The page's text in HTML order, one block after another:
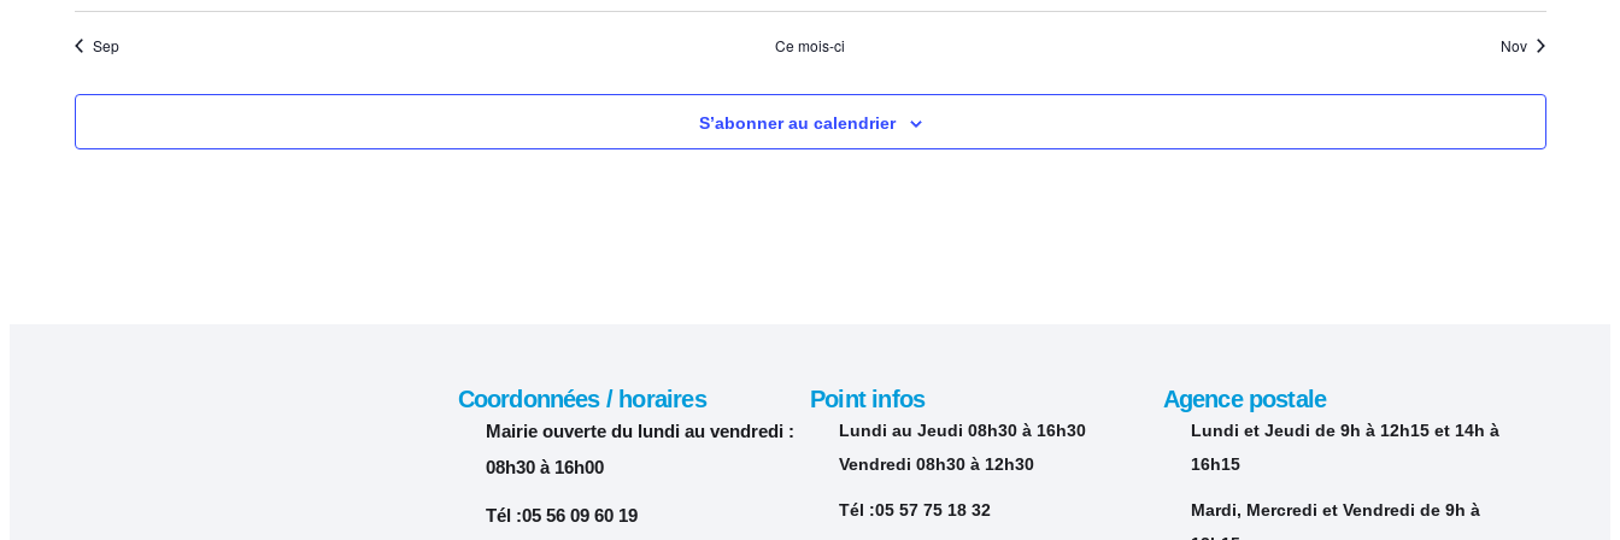
Sep Ce mois-ci Nov
S’abonner au calendrier
Coordonnées / horaires
Mairie ouverte du lundi au vendredi :
08h30 à 16h00
Tél :05 56 09 60 19
Point infos
Lundi au Jeudi 08h30 à 16h30
Vendredi 08h30 à 12h30
Tél :05 57 75 18 32
Agence postale
Lundi et Jeudi de 9h à 12h15 et 14h à
16h15
Mardi, Mercredi et Vendredi de 9h à